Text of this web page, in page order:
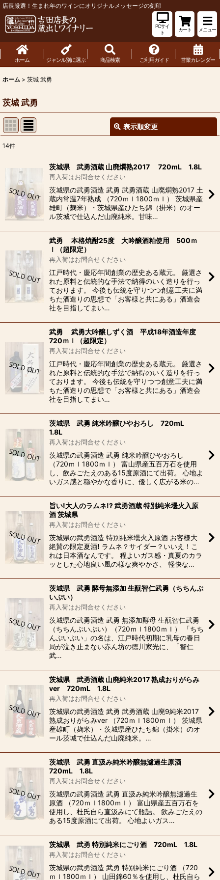
店長厳選！生まれ年のワインにオリジナルメッセージの刻印
PCサイ
ト
カート メニュー
ホーム ジャンル別に選ぶ 商品検索 ご利用ガイド 営業カレンダー
ホーム > 茨城 武勇
茨城 武勇
表示順変更
並び順:
絞り込む
14件
茨城県 武勇酒蔵 山廃燗熟2017 720mL 1.8L
再入荷はお問合せください
茨城県の武勇酒造 武勇 武勇酒蔵 山廃燗熟2017 土
蔵内常温7年熟成 （720ｍｌ1800ｍｌ） 茨城県産
雄町（麹米）・茨城県産ひたち錦（掛米）のオー
ル茨城で仕込んだ山廃純米。甘味…
武勇 本格焼酎25度 大吟醸酒粕使用 500ｍ
ｌ（超限定）
再入荷はお問合せください
江戸時代・慶応年間創業の歴史ある蔵元。 厳選さ
れた原料と伝統的な手法で納得のいく造りを行っ
ております。 今後も伝統を守りつつ創意工夫に満
ちた酒造りの思想で「お客様と共にある」酒造会
社を目指してまい…
武勇 武勇大吟醸しずく酒 平成18年酒造年度
720ｍｌ（超限定）
再入荷はお問合せください
江戸時代・慶応年間創業の歴史ある蔵元。 厳選さ
れた原料と伝統的な手法で納得のいく造りを行っ
ております。 今後も伝統を守りつつ創意工夫に満
ちた酒造りの思想で「お客様と共にある」酒造会
社を目指してまい…
茨城県 武勇 純米吟醸ひやおろし 720mL
1.8L
再入荷はお問合せください
茨城県の武勇酒造 武勇 純米吟醸ひやおろし
（720ｍｌ1800ｍｌ） 富山県産五百万石を使用
し、飲みごたえのある15度原酒にて出荷。 心地よ
いガス感と穏やかな香りに、優しく広がる米の…
旨い!大人のラムネ!? 武勇酒蔵 特別純米壜火入原
酒 茨城県
再入荷はお問合せください
茨城県の武勇酒造 特別純米壜火入原酒 お客様大
絶賛の限定夏酒❗️ ラムネ？サイダー？いいえ！こ
れは日本酒なんです。 程よいガス感・真夏のカラ
ッとした心地良い風の様な爽やかさ、 軽快な…
茨城県 武勇 酵母無添加 生酛智仁武勇（ちちんぷ
いぷい）
再入荷はお問合せください
茨城県の武勇酒造 武勇 無添加酵母 生酛智仁武勇
（ちちんぷいぷい）（720ｍｌ1800ｍｌ） 「ちち
んぷいぷい」の名は、江戸時代初期に乳母の春日
局が泣き止まない赤ん坊の徳川家光に、「智仁
武…
茨城県 武勇酒蔵 山廃純米2017 熟成おりがらみ
ver 720mL 1.8L
再入荷はお問合せください
茨城県の武勇酒造 武勇 武勇酒蔵 山廃9純米2017
熟成おりがらみver （720ｍｌ1800ｍｌ） 茨城県
産雄町（麹米）・茨城県産ひたち錦（掛米）のオ
ール茨城で仕込んだ山廃純米。…
茨城県 武勇 直汲み純米吟醸無濾過生原酒
720mL 1.8L
再入荷はお問合せください
茨城県の武勇酒造 武勇 直汲み純米吟醸無濾過生
原酒 （720ｍｌ1800ｍｌ） 富山県産五百万石を
使用し、杜氏自ら直汲みにて瓶詰。 飲みごたえの
ある15度原酒にて出荷。 心地よいガス…
茨城県 武勇 特別純米にごり酒 720mL 1.8L
再入荷はお問合せください
茨城県の武勇酒造 武勇 特別純米にごり酒 （720
ｍｌ1800ｍｌ） 山田錦60％を使用し、杜氏自ら